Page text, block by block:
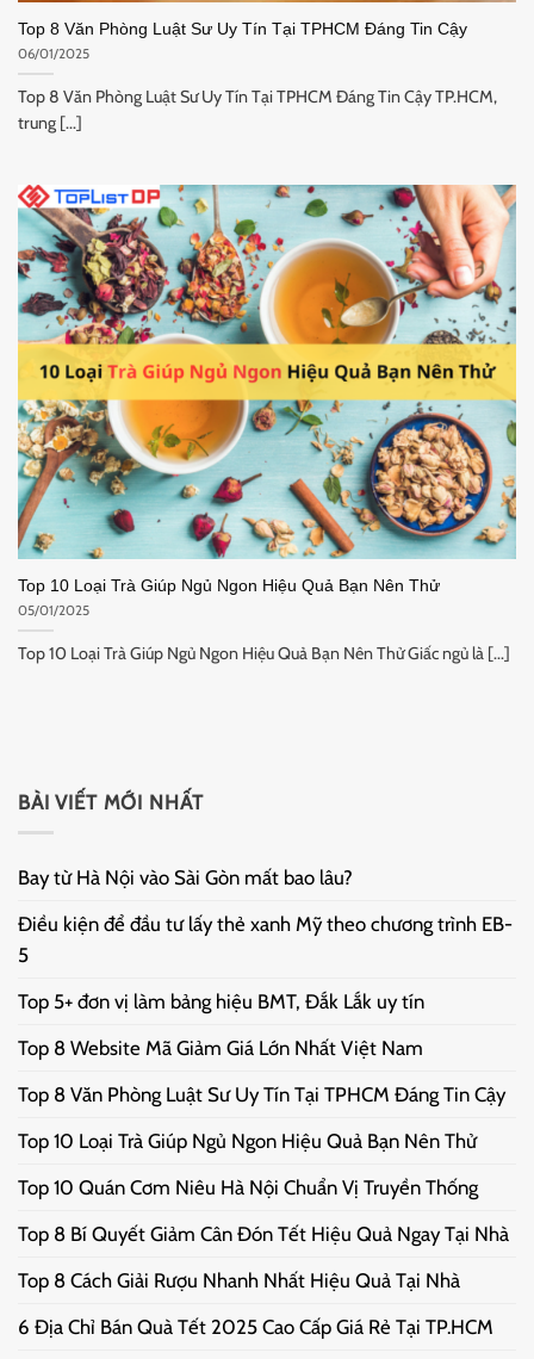
Top 8 Văn Phòng Luật Sư Uy Tín Tại TPHCM Đáng Tin Cậy
06/01/2025
Top 8 Văn Phòng Luật Sư Uy Tín Tại TPHCM Đáng Tin Cậy TP.HCM,
trung [...]
Top 10 Loại Trà Giúp Ngủ Ngon Hiệu Quả Bạn Nên Thử
05/01/2025
Top 10 Loại Trà Giúp Ngủ Ngon Hiệu Quả Bạn Nên Thử Giấc ngủ là [...]
BÀI VIẾT MỚI NHẤT
Bay từ Hà Nội vào Sài Gòn mất bao lâu?
Điều kiện để đầu tư lấy thẻ xanh Mỹ theo chương trình EB-
5
Top 5+ đơn vị làm bảng hiệu BMT, Đắk Lắk uy tín
Top 8 Website Mã Giảm Giá Lớn Nhất Việt Nam
Top 8 Văn Phòng Luật Sư Uy Tín Tại TPHCM Đáng Tin Cậy
Top 10 Loại Trà Giúp Ngủ Ngon Hiệu Quả Bạn Nên Thử
Top 10 Quán Cơm Niêu Hà Nội Chuẩn Vị Truyền Thống
Top 8 Bí Quyết Giảm Cân Đón Tết Hiệu Quả Ngay Tại Nhà
Top 8 Cách Giải Rượu Nhanh Nhất Hiệu Quả Tại Nhà
6 Địa Chỉ Bán Quà Tết 2025 Cao Cấp Giá Rẻ Tại TP.HCM